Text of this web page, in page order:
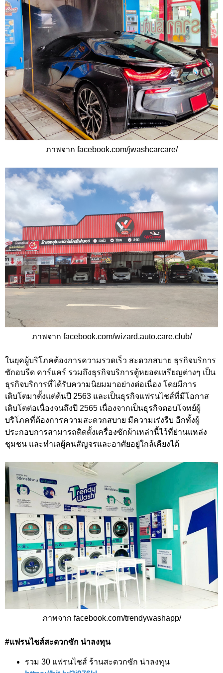
ภาพจาก facebook.com/jwashcarcare/
ภาพจาก facebook.com/wizard.auto.care.club/
ในยุคผู้บริโภคต้องการความรวดเร็ว สะดวกสบาย ธุรกิจบริการ
ซักอบรีด คาร์แคร์ รวมถึงธุรกิจบริการตู้หยอดเหรียญต่างๆ เป็น
ธุรกิจบริการที่ได้รับความนิยมมาอย่างต่อเนื่อง โดยมีการ
เติบโตมาตั้งแต่ต้นปี 2563 และเป็นธุรกิจแฟรนไชส์ที่มีโอกาส
เติบโตต่อเนื่องจนถึงปี 2565 เนื่องจากเป็นธุรกิจตอบโจทย์ผู้
บริโภคที่ต้องการความสะดวกสบาย มีความเร่งรีบ อีกทั้งผู้
ประกอบการสามารถติดตั้งเครื่องซักผ้าเหล่านี้ไว้ที่ย่านแหล่ง
ชุมชน และทำเลผู้คนสัญจรและอาศัยอยู่ใกล้เคียงได้
ภาพจาก facebook.com/trendywashapp/
#แฟรนไชส์สะดวกซัก น่าลงทุน
รวม 30 แฟรนไชส์ ร้านสะดวกซัก น่าลงทุน